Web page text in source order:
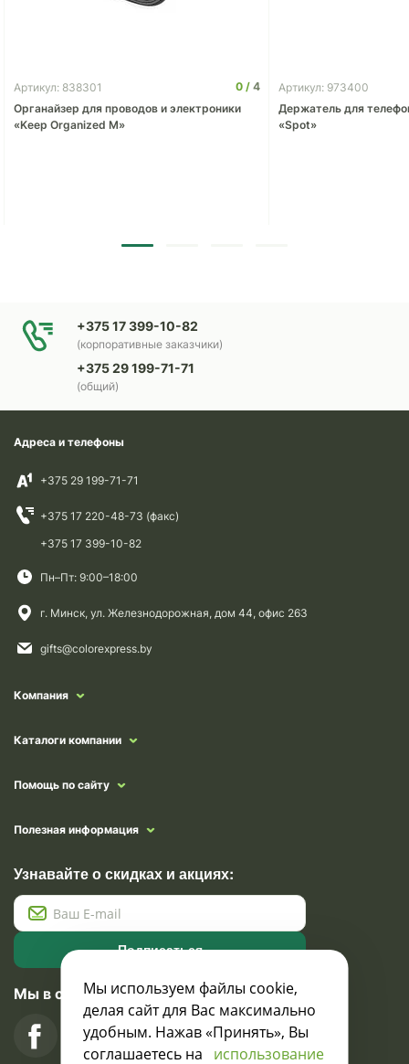
Артикул: 838301 0
4
Органайзер для проводов и электроники
«Keep Organized M»
Артикул: 973400
Держатель для
«Spot»
+375 17 399-10-82
(корпоративные заказчики)
+375 29 199-71-71
(общий)
Адреса и телефоны
+375 29 199-71-71
+375 17 220-48-73 (факс)
+375 17 399-10-82
Пн–Пт: 9:00–18:00
г. Минск, ул. Железнодорожная, дом 44, офис 263
gifts@colorexpress.by
Компания
Каталоги компании
Помощь по сайту
Полезная информация
Узнавайте о скидках и акциях:
Подписаться
Мы в социальных сетях
Мы используем файлы cookie,
делая сайт для Вас максимально
удобным. Нажав «Принять», Вы
соглашаетесь на использование